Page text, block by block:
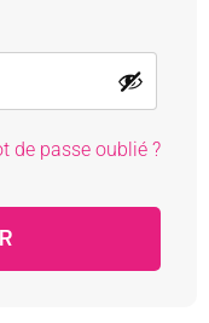
de passe oublié ?